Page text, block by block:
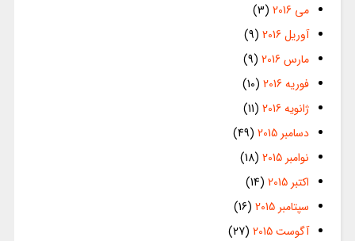
می 2016
(3)
آوریل 2016
(9)
مارس 2016
(9)
فوریه 2016
(10)
ژانویه 2016
(11)
دسامبر 2015
(49)
نوامبر 2015
(18)
اکتبر 2015
(14)
سپتامبر 2015
(16)
آگوست 2015
(27)